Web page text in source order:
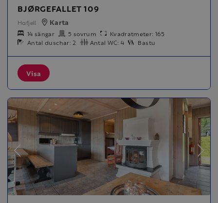
BJØRGEFALLET 109
Hafjell Karta
14 sängar 5 sovrum
Kvadratmeter: 165
Antal duschar: 2
Antal WC: 4 Bastu
Visa